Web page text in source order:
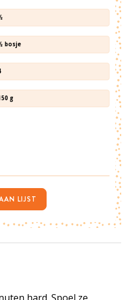
hard. Spoel ze
bosje
g
LIJST